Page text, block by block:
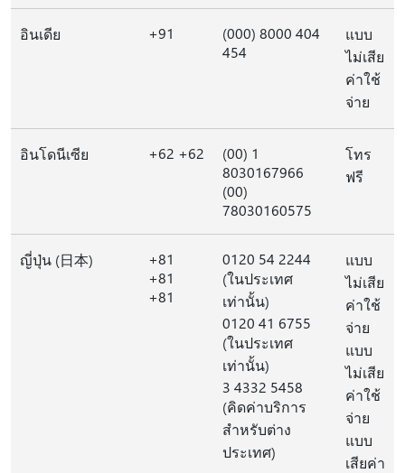
อินเดีย +91
(000) 8000 404
454
แบบ
ไม่เสีย
ค่าใช้
จ่าย
อินโดนีเซีย +62 +62
(00) 1
8030167966
(00)
78030160575
โทร
ฟรี
ญี่ปุ่น (日本)
+81
+81
+81
0120 54 2244
(ในประเทศ
เท่านั้น)
0120 41 6755
(ในประเทศ
เท่านั้น)
3 4332 5458
(คิดค่าบริการ
สำหรับต่าง
ประเทศ)
แบบ
ไม่เสีย
ค่าใช้
จ่าย
แบบ
ไม่เสีย
ค่าใช้
จ่าย
แบบ
เสียค่า